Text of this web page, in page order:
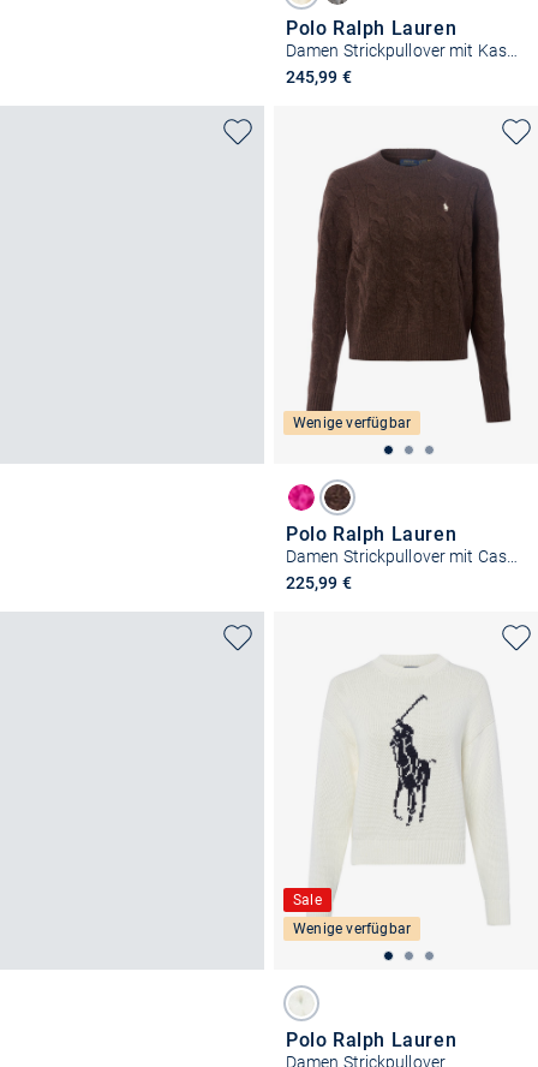
Polo Ralph Lauren
Damen Strickpullover mit Kaschmieranteil
245,99 €
Wenige verfügbar
Polo Ralph Lauren
Damen Strickpullover mit Cashmere-Anteil
225,99 €
Sale
Wenige verfügbar
Polo Ralph Lauren
Damen Strickpullover